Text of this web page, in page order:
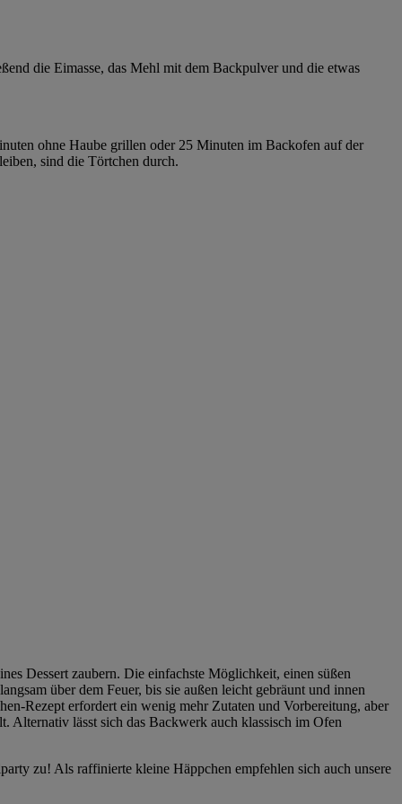
die Eimasse, das Mehl mit dem Backpulver und die etwas
ohne Haube grillen oder 25 Minuten im Backofen auf der
sind die Törtchen durch.
Dessert zaubern. Die einfachste Möglichkeit, einen süßen
über dem Feuer, bis sie außen leicht gebräunt und innen
Rezept erfordert ein wenig mehr Zutaten und Vorbereitung, aber
Alternativ lässt sich das Backwerk auch klassisch im Ofen
zu! Als raffinierte kleine Häppchen empfehlen sich auch unsere